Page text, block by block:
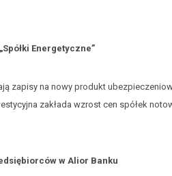
Energetyczne”
zapisy na nowy produkt
zakłada wzrost cen spółek
w Alior Banku